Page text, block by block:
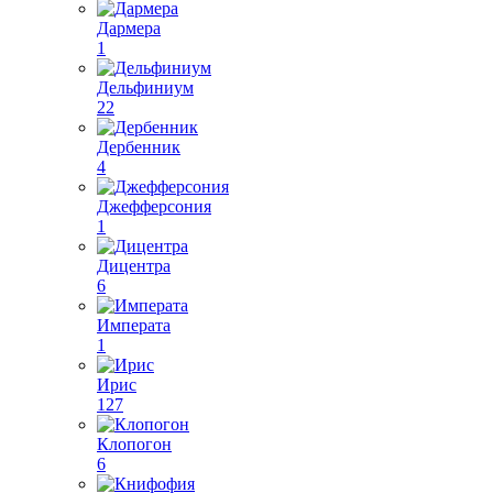
Дармера
1
Дельфиниум
22
Дербенник
4
Джефферсония
1
Дицентра
6
Императа
1
Ирис
127
Клопогон
6